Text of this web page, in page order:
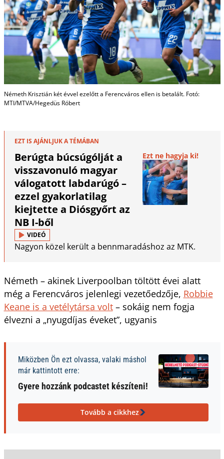
Németh Krisztián két évvel ezelőtt a Ferencváros ellen is betalált. Fotó:
MTI/MTVA/Hegedüs Róbert
EZT IS AJÁNLJUK A TÉMÁBAN
Berúgta búcsúgólját a
visszavonuló magyar
válogatott labdarúgó –
ezzel gyakorlatilag
kiejtette a Diósgyőrt az
NB I-ből
Ezt ne hagyja ki!
VIDEÓ
Nagyon közel került a bennmaradáshoz az MTK.
Németh – akinek Liverpoolban töltött évei alatt
még a Ferencváros jelenlegi vezetőedzője, Robbie
Keane is a vetélytársa volt– sokáig nem fogja
élvezni a „nyugdíjas éveket”, ugyanis
Miközben Ön ezt olvassa, valaki máshol
már kattintott erre:
Gyere hozzánk podcastet készíteni!
Tovább a cikkhez